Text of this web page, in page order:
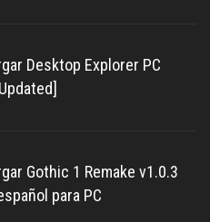
Desktop Explorer PC
Gothic 1 Remake v1.0.3
para PC